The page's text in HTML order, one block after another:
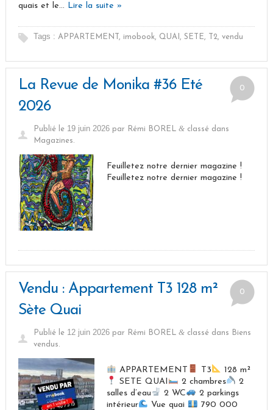
quais et le… Lire la suite »
Tags : APPARTEMENT , imobook, QUAI , SETE, T2, vendu
0
La Revue de Monika #36 Eté
2026
Publié le 19 juin 2026par Rémi BOREL &classé dans
Magazines.
Feuilletez notre dernier magazine !
Feuilletez notre dernier magazine !
0
Vendu : Appartement T3 128 m²
Sète Quai
Publié le 12 juin 2026par Rémi BOREL &classé dans
Biens
vendus.
APPARTEMENT T3
128 m²
SETE QUAI
2 chambres
2
salles d’eau
2 WC
2 parkings
intérieur
Vue quai
790 000